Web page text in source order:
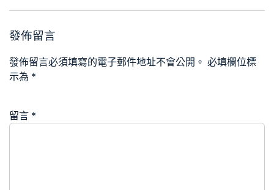
發佈留言
發佈留言必須填寫的電子郵件地址不會公開。 必填欄位標
示為 *
留言 *